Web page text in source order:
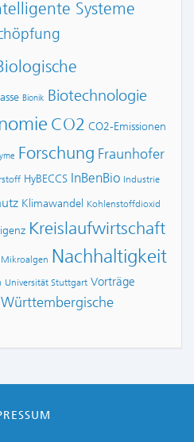
Systeme
Bionik Biotechnologie
CO2 CO2-Emissionen
Forschung Fraunhofer
HyBECCS InBenBio Industrie
Klimawandel Kohlenstoffdioxid
Kreislaufwirtschaft
Mikroalgen Nachhaltigkeit
Universität Stuttgart Vorträge
Württembergische